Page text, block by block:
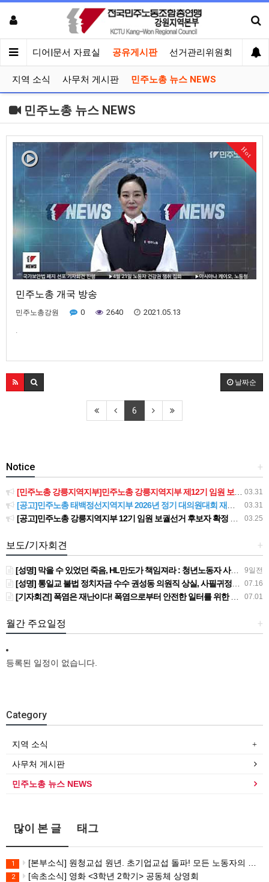
견 미디어|문서 자료실 공유게시판 선거관리위원회
지역 소식 사무처 게시판 민주노총 뉴스 NEWS
민주노총 뉴스 NEWS
Hot
민주노총 개국 방송
민주노총강원 0 2640 2021.05.13
.
날짜순
6
+
Notice
03.31
[민주노총 강릉지역지부]민주노총 강릉지역지부 제12기 임원 보궐선거결과 공고
03.31
[공고]민주노총 태백정선지역지부 2026년 정기 대의원대회 재소집 건
03.25
[공고]민주노총 강릉지역지부 12기 임원 보궐선거 후보자 확정 공고
+
보도/기자회견
9일전
[성명] 막을 수 있었던 죽음, HL만도가 책임져라 : 청년노동자 사망사고의 철저한 진상규명과 재발방지 대책 마련하라
07.16
[성명] 통일교 불법 정치자금 수수 권성동 의원직 상실, 사필귀정이다
07.01
[기자회견] 폭염은 재난이다! 폭염으로부터 안전한 일터를 위한 민주노총 강원지역본부 폭염감시단 선포 기자회견
+
월간 주요일정
등록된 일정이 없습니다.
Category
지역 소식
사무처 게시판
민주노총 뉴스 NEWS
많이 본 글 태그
1 [본부소식] 원청교섭 원년. 초기업교섭 돌파! 모든 노동자의 노동기본권 쟁취! 민주노총 7.15 총파업대회
2 [속초소식] 영화 <3학년 2학기> 공동체 상영회